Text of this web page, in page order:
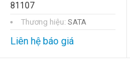
81107
Thương hiệu: SATA
Liên hệ báo giá